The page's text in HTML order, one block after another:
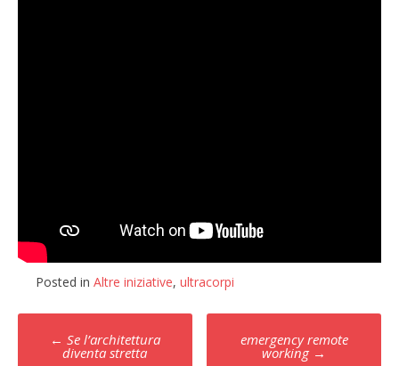
Posted in Altre iniziative, ultracorpi
Post
← Se l’architettura
diventa stretta
emergency remote
working →